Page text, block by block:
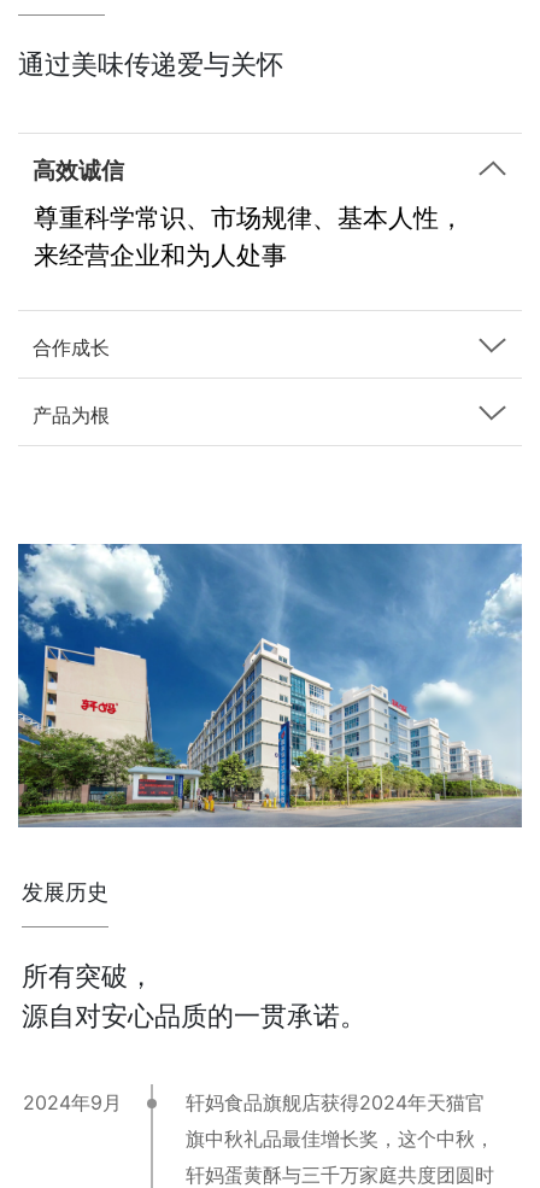
通过美味传递爱与关怀
高效诚信
尊重科学常识、市场规律、基本人性，
来经营企业和为 人处事
合作成长
产品为根
发展历史
所有突破，
源自对安心品质的一贯承诺。
2024年9月
轩妈食品旗舰店获得2024年天猫官
旗中秋礼品最佳增长奖，这个中秋，
轩妈蛋黄酥与三千万家庭共度团圆时